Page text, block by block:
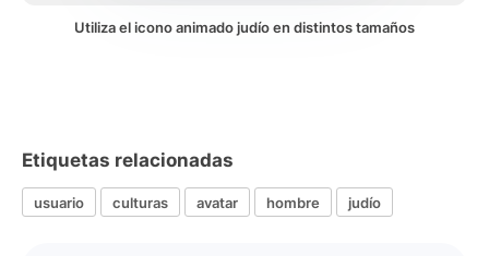
Utiliza el icono animado judío en distintos tamaños
Etiquetas relacionadas
usuario culturas avatar hombre judío